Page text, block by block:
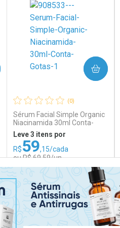
FECHAR
FECHAR
(0)
Sérum Facial Simple Organic
Niacinamida 30ml Conta-
Gotas
Leve 3 itens por
R$59,15/cada
ou R$ 69,59/un
COMPRAR
Laboratório
Por Menos